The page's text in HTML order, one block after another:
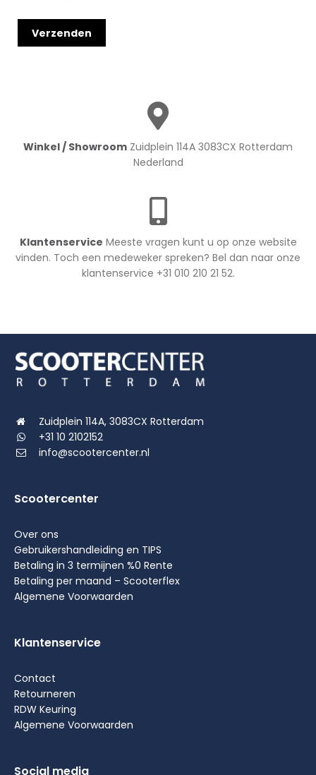
Winkel / Showroom Zuidplein 114A 3083CX Rotterdam
Nederland
Klantenservice Meeste vragen kunt u op onze website
vinden. Toch een medeweker spreken? Bel dan naar onze
klantenservice +31 010 210 21 52.
Zuidplein 114A, 3083CX Rotterdam
+31 10 2102152
info@scootercenter.nl
Scootercenter
Over ons
Gebruikershandleiding en TIPS
Betaling in 3 termijnen %0 Rente
Betaling per maand – Scooterflex
Algemene Voorwaarden
Klantenservice
Contact
Retourneren
RDW Keuring
Algemene Voorwaarden
Social media